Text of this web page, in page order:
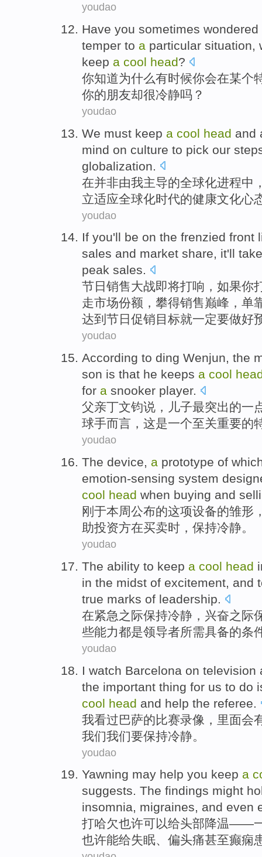
youdao
Have you sometimes wondered
temper to a particular situation,
keep a cool head?
你知道为什么有时候你会在某个
你的朋友却很冷静吗？
youdao
We must keep a cool head and
mind on culture to pick our
globalization
在并非由我主导的全球化进程中
立适应全球化时代的健康文化心
youdao
If you'll be on the frenzied front
sales and market share, it'll
peak sales.
节日 销售大战即将打响， 如果你
走市场份额 ，攀得销售巅峰 ，单
达到节日 促销目标就一定要做好
youdao
According to ding Wenjun, the
son is that he keeps a cool
for a snooker player.
父亲丁文钧说， 儿子最突出的一
球手而言， 这是一个至关重要的
youdao
The device, a prototype of
emotion-sensing system
cool head when buying and
刚于本周公布的这项设备的雏形
助投资方在买卖时 ， 保持冷静。
youdao
The ability to keep a cool head
in the midst of excitement, and
true marks of leadership.
在紧急之际保持冷静 ， 兴奋之际
些能力都是领导者所需具备的条
youdao
I watch Barcelona on television
the important thing for us to do
cool head and help the referee.
我看过巴萨的比赛录像 ，里面会
我们我们要保持冷静。
youdao
Yawning may help you keep a
suggests. The findings might
insomnia, migraines, and even
打哈欠也许可以给头部降温——
也许能给失眠、 偏头痛甚至癫痫